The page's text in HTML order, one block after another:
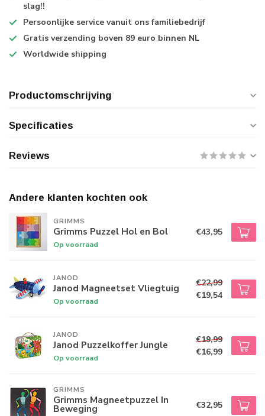
slag!!
Persoonlijke service vanuit ons familiebedrijf
Gratis verzending boven 89 euro binnen NL
Worldwide shipping
Productomschrijving
Specificaties
Reviews
Andere klanten kochten ook
GRIMMS
Grimms Puzzel Hol en Bol
Op voorraad
€43,95
JANOD
Janod Magneetset Vliegtuig
Op voorraad
€22,99
€19,54
JANOD
Janod Puzzelkoffer Jungle
Op voorraad
€19,99
€16,99
GRIMMS
Grimms Magneetpuzzel In
Beweging €32,95